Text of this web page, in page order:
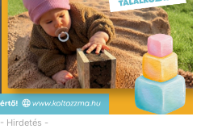
- Hirdetés -